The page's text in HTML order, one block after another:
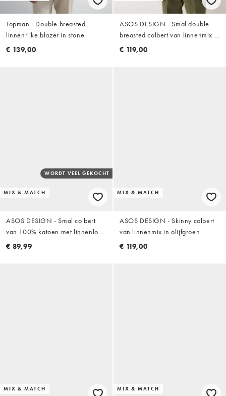
Topman - Double breasted
linnenrijke blazer in stone
€ 139,00
ASOS DESIGN - Smal double
breasted colbert van linnenmix in
donker olijfgroen
€ 119,00
MIX & MATCH
WORDT VEEL GEKOCHT
ASOS DESIGN - Smal colbert
van 100% katoen met linnenlook
in lichtgroen
€ 89,99
MIX & MATCH
ASOS DESIGN - Skinny colbert
van linnenmix in olijfgroen
€ 119,00
MIX & MATCH MIX & MATCH